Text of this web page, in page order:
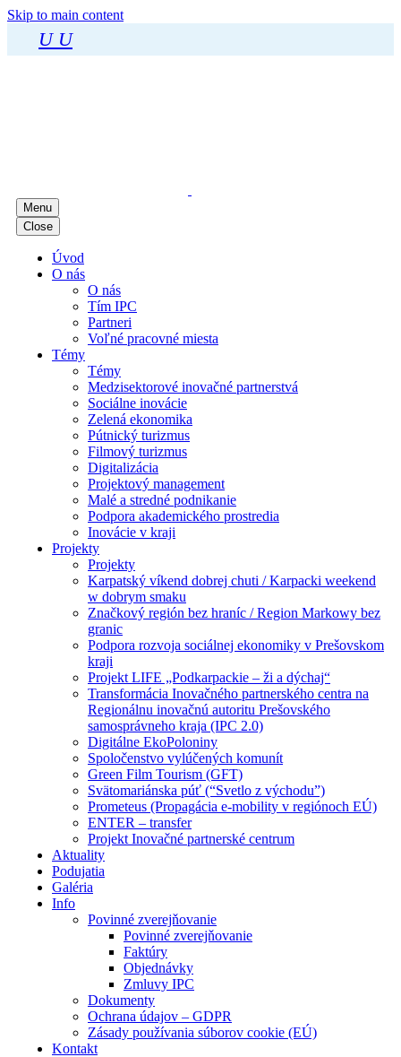
Skip to main content
U U
Menu
Close
Úvod
O nás
O nás
Tím IPC
Partneri
Voľné pracovné miesta
Témy
Témy
Medzisektorové inovačné partnerstvá
Sociálne inovácie
Zelená ekonomika
Pútnický turizmus
Filmový turizmus
Digitalizácia
Projektový management
Malé a stredné podnikanie
Podpora akademického prostredia
Inovácie v kraji
Projekty
Projekty
Karpatský víkend dobrej chuti / Karpacki weekend
w dobrym smaku
Značkový región bez hraníc / Region Markowy bez
granic
Podpora rozvoja sociálnej ekonomiky v Prešovskom
kraji
Projekt LIFE „Podkarpackie – ži a dýchaj“
Transformácia Inovačného partnerského centra na
Regionálnu inovačnú autoritu Prešovského
samosprávneho kraja (IPC 2.0)
Digitálne EkoPoloniny
Spoločenstvo vylúčených komunít
Green Film Tourism (GFT)
Svätomariánska púť (“Svetlo z východu”)
Prometeus (Propagácia e-mobility v regiónoch EÚ)
ENTER – transfer
Projekt Inovačné partnerské centrum
Aktuality
Podujatia
Galéria
Info
Povinné zverejňovanie
Povinné zverejňovanie
Faktúry
Objednávky
Zmluvy IPC
Dokumenty
Ochrana údajov – GDPR
Zásady používania súborov cookie (EÚ)
Kontakt